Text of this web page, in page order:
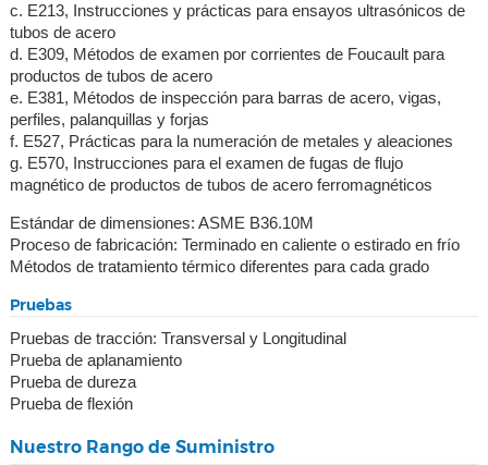
c. E213, Instrucciones y prácticas para ensayos ultrasónicos de
tubos de acero
d. E309, Métodos de examen por corrientes de Foucault para
productos de tubos de acero
e. E381, Métodos de inspección para barras de acero, vigas,
perfiles, palanquillas y forjas
f. E527, Prácticas para la numeración de metales y aleaciones
g. E570, Instrucciones para el examen de fugas de flujo
magnético de productos de tubos de acero ferromagnéticos
Estándar de dimensiones: ASME B36.10M
Proceso de fabricación: Terminado en caliente o estirado en frío
Métodos de tratamiento térmico diferentes para cada grado
Pruebas
Pruebas de tracción: Transversal y Longitudinal
Prueba de aplanamiento
Prueba de dureza
Prueba de flexión
Nuestro Rango de Suministro